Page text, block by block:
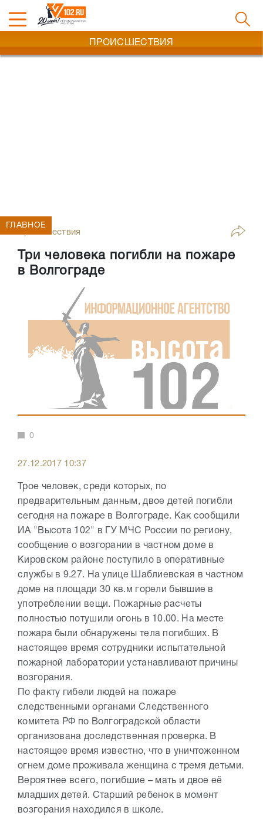
ПРОИСШЕСТВИЯ
Происшествия
Три человека погибли на пожаре
в Волгограде
ГЛАВНОЕ
0
27.12.2017 10:37
Трое человек, среди которых, по
предварительным данным, двое детей погибли
сегодня на пожаре в Волгограде. Как сообщили
ИА "Высота 102" в ГУ МЧС России по региону,
сообщение о возгорании в частном доме в
Кировском районе поступило в оперативные
службы в 9.27. На улице Шаблиевская в частном
доме на площади 30 кв.м горели бывшие в
употреблении вещи. Пожарные расчеты
полностью потушили огонь в 10.00. На месте
пожара были обнаружены тела погибших. В
настоящее время сотрудники испытательной
пожарной лаборатории устанавливают причины
возгорания.
По факту гибели людей на пожаре
следственными органами Следственного
комитета РФ по Волгоградской области
организована доследственная проверка. В
настоящее время известно, что в уничтоженном
огнем доме проживала женщина с тремя детьми.
Вероятнее всего, погибшие – мать и двое её
младших детей. Старший ребенок в момент
возгорания находился в школе.